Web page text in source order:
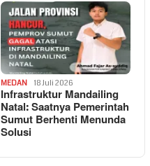
MEDAN 18 Juli 2026
Infrastruktur Mandailing
Natal: Saatnya Pemerintah
Sumut Berhenti Menunda
Solusi